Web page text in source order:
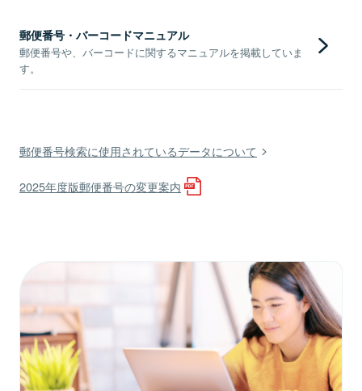
郵便番号・バーコードマニュアル
郵便番号や、バーコードに関するマニュアルを掲載していま
す。
郵便番号検索に使用されているデータについて
2025年度版郵便番号の変更案内